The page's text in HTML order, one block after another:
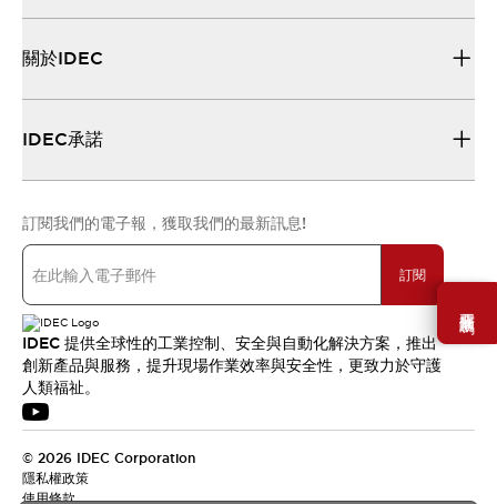
需要幫助嗎？
關於IDEC
IDEC承諾
訂閱我們的電子報，獲取我們的最新訊息!
訂閱
IDEC 提供全球性的工業控制、安全與自動化解決方案，推出
創新產品與服務，提升現場作業效率與安全性，更致力於守護
人類福祉。
© 2026 IDEC Corporation
隱私權政策
使用條款